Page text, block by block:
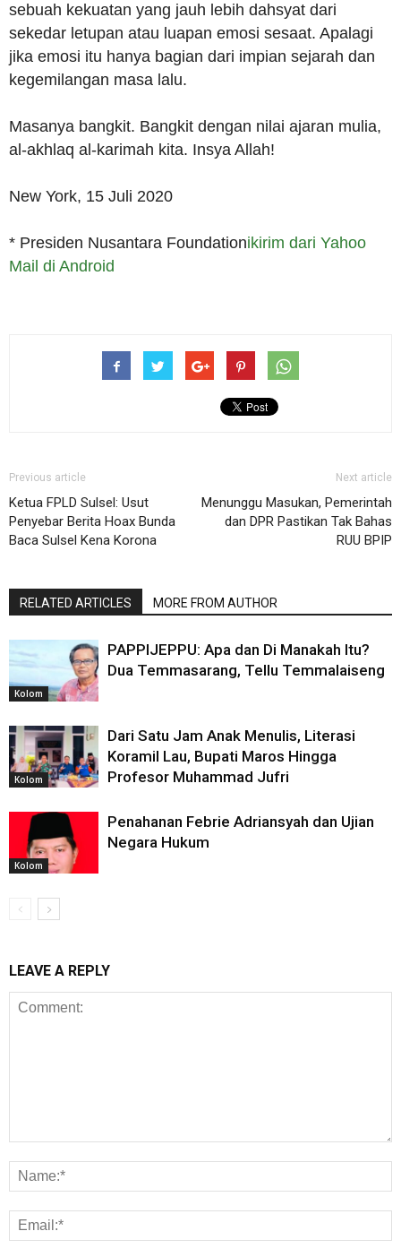
sebuah kekuatan yang jauh lebih dahsyat dari
sekedar letupan atau luapan emosi sesaat. Apalagi
jika emosi itu hanya bagian dari impian sejarah dan
kegemilangan masa lalu.
Masanya bangkit. Bangkit dengan nilai ajaran mulia,
al-akhlaq al-karimah kita. Insya Allah!
New York, 15 Juli 2020
* Presiden Nusantara Foundationikirim dari Yahoo
Mail di Android
Previous article
Ketua FPLD Sulsel: Usut
Penyebar Berita Hoax Bunda
Baca Sulsel Kena Korona
Next article
Menunggu Masukan, Pemerintah
dan DPR Pastikan Tak Bahas
RUU BPIP
RELATED ARTICLES MORE FROM AUTHOR
Kolom
PAPPIJEPPU: Apa dan Di Manakah Itu?
Dua Temmasarang, Tellu Temmalaiseng
Kolom
Dari Satu Jam Anak Menulis, Literasi
Koramil Lau, Bupati Maros Hingga
Profesor Muhammad Jufri
Kolom
Penahanan Febrie Adriansyah dan Ujian
Negara Hukum
LEAVE A REPLY